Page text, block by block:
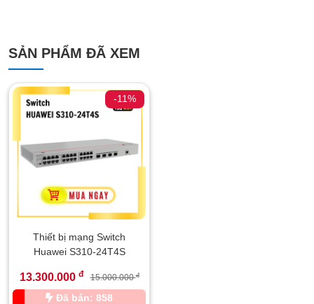
SẢN PHẨM ĐÃ XEM
-11%
Thiết bị mạng Switch
Huawei S310-24T4S
13.300.000 đ 15.000.000đ
Đã bán: 858